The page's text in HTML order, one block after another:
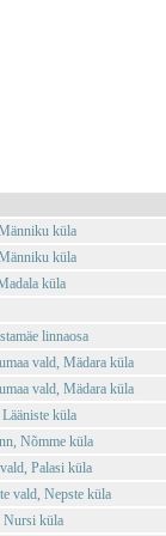
küla
küla
küla
linnaosa
vald, Mädara küla
vald, Mädara küla
küla
Nõmme küla
Palasi küla
vald, Nepste küla
Nursi küla